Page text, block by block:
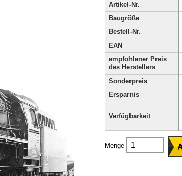
Artikel-Nr.
Baugröße
Bestell-Nr.
EAN
empfohlener Preis
des Herstellers
Sonderpreis
Ersparnis
Verfügbarkeit
Menge